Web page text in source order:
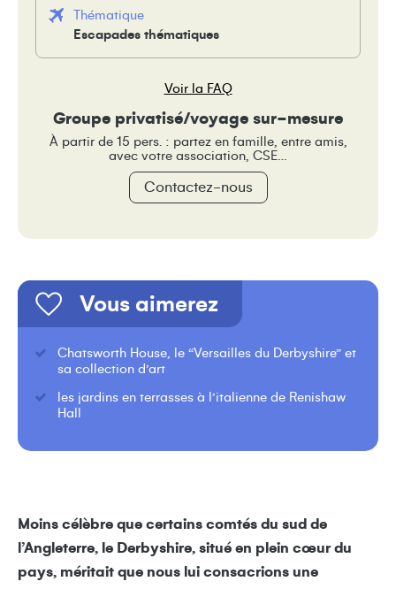
Thématique
Escapades thématiques
Voir la FAQ
Groupe privatisé/voyage sur-mesure
À partir de 15 pers. : partez en famille, entre amis,
avec votre association, CSE…
Contactez-nous
Moins célèbre que certains comtés du sud de
l’Angleterre, le Derbyshire, situé en plein cœur du
pays, méritait que nous lui consacrions une
Vous aimerez
Chatsworth House, le “Versailles du Derbyshire” et
sa collection d’art
les jardins en terrasses à l’italienne de Renishaw
Hall